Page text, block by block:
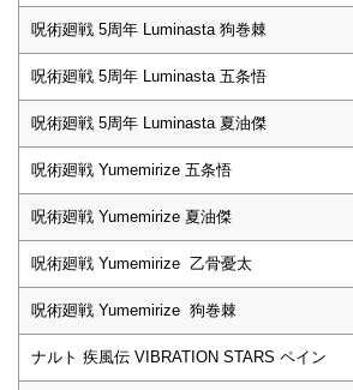
呪術廻戦 5周年 Luminasta 狗巻棘
呪術廻戦 5周年 Luminasta 五条悟
呪術廻戦 5周年 Luminasta 夏油傑
呪術廻戦 Yumemirize 五条悟
呪術廻戦 Yumemirize 夏油傑
呪術廻戦 Yumemirize 乙骨憂太
呪術廻戦 Yumemirize 狗巻棘
ナルト 疾風伝 VIBRATION STARS ペイン